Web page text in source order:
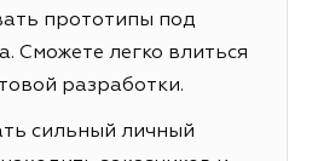
прототипы под
Сможете легко влиться
разработки.
сильный личный